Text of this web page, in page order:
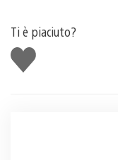
Ti è piaciuto?
Mi
piace